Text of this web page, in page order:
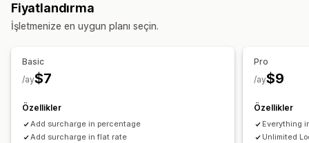
Fiyatlandırma
İşletmenize en uygun planı seçin.
Basic
$7
/ay
Özellikler
Add surcharge in percentage
Add surcharge in flat rate
Pro
$9
/ay
Özellikler
Everything
Unlimited